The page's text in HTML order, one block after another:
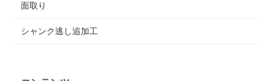
面取り
シャンク逃し追加工